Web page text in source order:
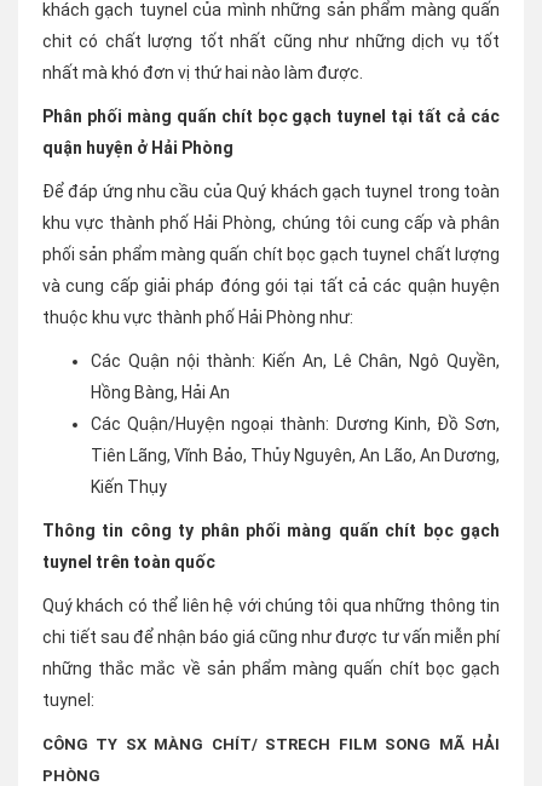
khách gạch tuynel của mình những sản phẩm màng quấn
chit có chất lượng tốt nhất cũng như những dịch vụ tốt
nhất mà khó đơn vị thứ hai nào làm được.
Phân phối màng quấn chít bọc gạch tuynel tại tất cả các
quận huyện ở Hải Phòng
Để đáp ứng nhu cầu của Quý khách gạch tuynel trong toàn
khu vực thành phố Hải Phòng, chúng tôi cung cấp và phân
phối sản phẩm màng quấn chít bọc gạch tuynel chất lượng
và cung cấp giải pháp đóng gói tại tất cả các quận huyện
thuộc khu vực thành phố Hải Phòng như:
Các Quận nội thành: Kiến An, Lê Chân, Ngô Quyền,
Hồng Bàng, Hải An
Các Quận/Huyện ngoại thành: Dương Kinh, Đồ Sơn,
Tiên Lãng, Vĩnh Bảo, Thủy Nguyên, An Lão, An Dương,
Kiến Thụy
Thông tin công ty phân phối màng quấn chít bọc gạch
tuynel trên toàn quốc
Quý khách có thể liên hệ với chúng tôi qua những thông tin
chi tiết sau để nhận báo giá cũng như được tư vấn miễn phí
những thắc mắc về sản phẩm màng quấn chít bọc gạch
tuynel:
CÔNG TY SX MÀNG CHÍT/ STRECH FILM SONG MÃ HẢI
PHÒNG